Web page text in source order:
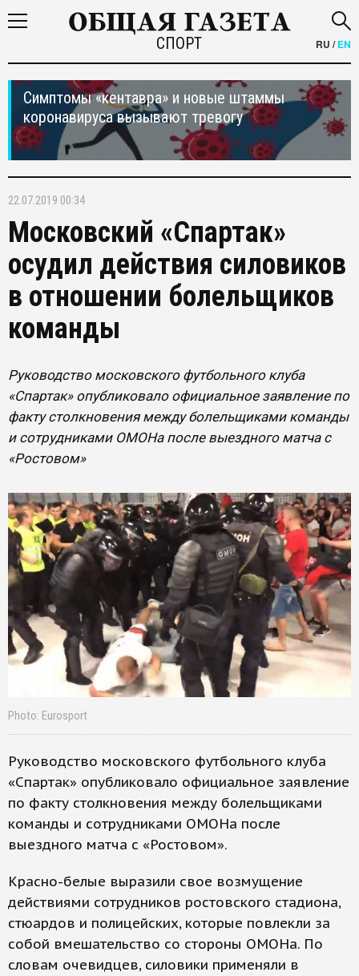
СПОРТ RU /EN
Симптомы «кентавра» и новые штаммы
коронавируса вызывают тревогу
22.07.2019 00:34
Московский «Спартак»
осудил действия силовиков
в отношении болельщиков
команды
Руководство московского футбольного клуба
«Спартак» опубликовало официальное заявление по
факту столкновения между болельщиками команды
и сотрудниками ОМОНа после выездного матча с
«Ростовом»
Photo: Eurosport
Руководство московского футбольного клуба
«Спартак» опубликовало официальное заявление
по факту столкновения между болельщиками
команды и сотрудниками ОМОНа после
выездного матча с «Ростовом».
Красно-белые выразили свое возмущение
действиями сотрудников ростовского стадиона,
стюардов и полицейских, которые повлекли за
собой вмешательство со стороны ОМОНа. По
словам очевидцев, силовики применяли в